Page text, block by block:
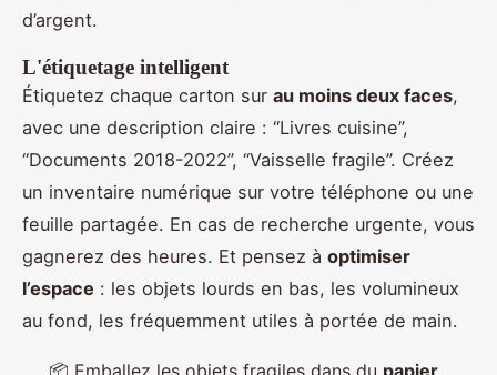
d’argent.
L'étiquetage intelligent
Étiquetez chaque carton sur au moins deux faces,
avec une description claire : “Livres cuisine”,
“Documents 2018-2022”, “Vaisselle fragile”. Créez
un inventaire numérique sur votre téléphone ou une
feuille partagée. En cas de recherche urgente, vous
gagnerez des heures. Et pensez à optimiser
l’espace : les objets lourds en bas, les volumineux
au fond, les fréquemment utiles à portée de main.
📦 Emballez les objets fragiles dans du papier